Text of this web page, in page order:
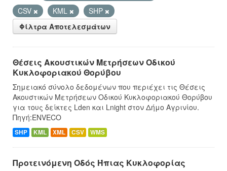
CSV
KML
SHP
Φίλτρα Αποτελεσμάτων
Θέσεις Ακουστικών Μετρήσεων Οδικού
Κυκλοφοριακού Θορύβου
Σημειακό σύνολο δεδομένων που περιέχει τις Θέσεις
Ακουστικών Μετρήσεων Οδικού Κυκλοφοριακού Θορύβου
για τους δείκτες Lden και Lnight στον Δήμο Αγρινίου.
Πηγή:ENVECO
SHP KML XML CSV WMS
Προτεινόμενη Οδός Ήπιας Κυκλοφορίας